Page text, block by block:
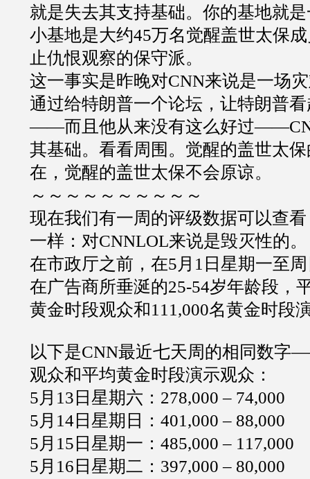
就是失去其支持基础。你的基地就
小基地是大约45万名觉醒盖世太保
止仇恨观察的保守派。
这一事实是昨晚对CNN来说是一场
通过给特朗普一个论坛，让特朗普
——而且他从来没有这么好过
其基础。看看周围。觉醒的盖世太
在，觉醒的盖世太保不会原谅。
～～～～～～～～～～
现在我们有一周的评级数据可以查
一样：对CNNLOL来说是毁灭性的。
在市政厅之前，在5 月 1 日星期一至
在广告商所垂涎的25-54岁年龄段，
黄金时段观众和111,000名黄金时段
以下是CNN最近七天周的相同数字
观众和平均黄金时段演示观众：
5 月 13 日星期六： 278,000 – 74,000
5 月 14日星期日： 401,000 – 88,000
5 月 15 日星期一： 485,000 – 117,000
5 月 16 日星期二： 397,000 – 80,000